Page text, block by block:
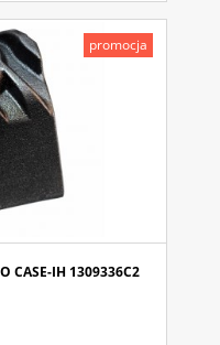
CASE-IH 1309336C2
promocja